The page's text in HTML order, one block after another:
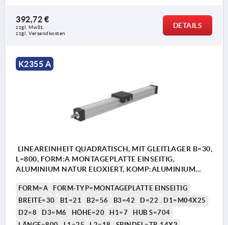
392,72 €
zzgl. MwSt.
zzgl. Versandkosten
DETAILS
K2355 A
LINEAREINHEIT QUADRATISCH, MIT GLEITLAGER B=30,
L=800, FORM:A MONTAGEPLATTE EINSEITIG,
ALUMINIUM NATUR ELOXIERT, KOMP:ALUMINIUM
FORM=A
FORM-TYP=MONTAGEPLATTE EINSEITIG
BREITE=30
B1=21 B2=56 B3=42 D=22
D1=M04X25
D2=8
D3=M6 HÖHE=20 H1=7
HUB S=704